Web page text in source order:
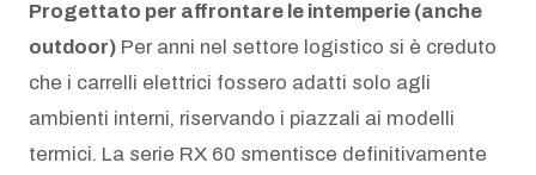
Progettato per affrontare le intemperie (anche
outdoor) Per anni nel settore logistico si è creduto
che i carrelli elettrici fossero adatti solo agli
ambienti interni, riservando i piazzali ai modelli
termici. La serie RX 60 smentisce definitivamente